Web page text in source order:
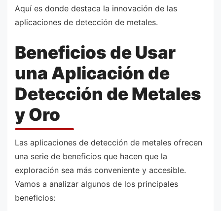
Aquí es donde destaca la innovación de las
aplicaciones de detección de metales.
Beneficios de Usar
una Aplicación de
Detección de Metales
y Oro
Las aplicaciones de detección de metales ofrecen
una serie de beneficios que hacen que la
exploración sea más conveniente y accesible.
Vamos a analizar algunos de los principales
beneficios: